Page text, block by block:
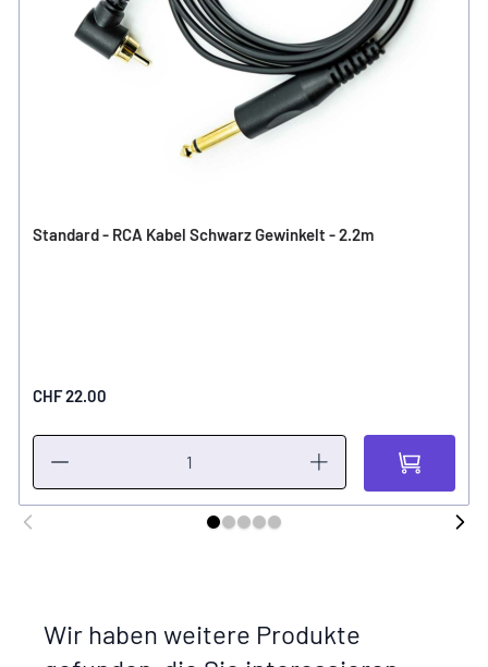
Standard - RCA Kabel Schwarz Gewinkelt - 2.2m
CHF 22.00
Wir haben weitere Produkte